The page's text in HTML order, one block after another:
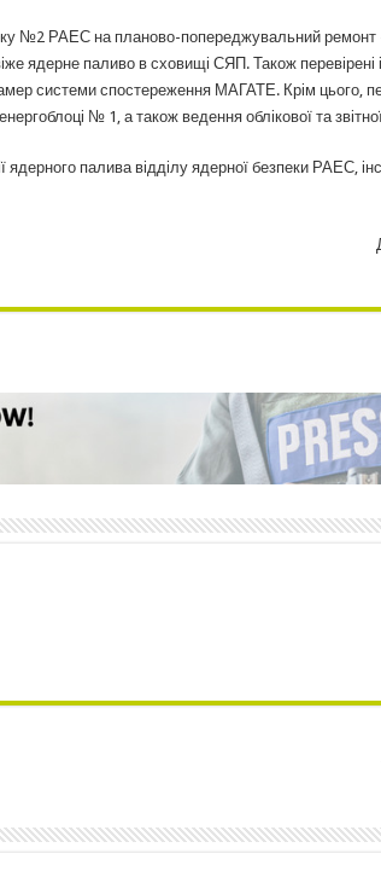
№2 РАЕС на планово-попереджувальний ремонт
ядерне паливо в сховищі СЯП. Також перевірені
системи спостереження МАГАТЕ. Крім цього,
№ 1, а також ведення облікової та
палива відділу ядерної безпеки РАЕС,